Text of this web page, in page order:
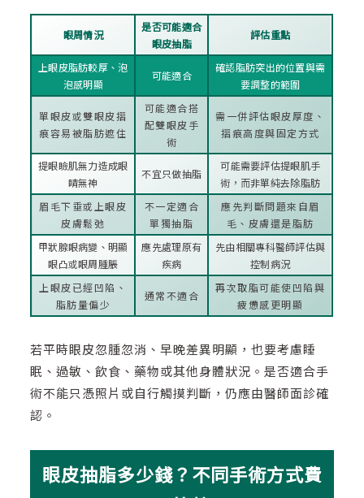
眼周情況
是否可能適合
眼皮抽脂
評估重點
上眼皮脂肪較厚、泡
泡感明顯
可能適合
確認脂肪突出的位置與需
要調整的範圍
單眼皮或雙眼皮摺
痕容易被脂肪遮住
可能適合搭
配雙眼皮手
術
需一併評估眼皮厚度、
摺痕高度與固定方式
提眼瞼肌無力造成眼
睛無神
不宜只做抽脂
可能需要評估提眼肌手
術，而非單純去除脂肪
眉毛下垂或上眼皮
皮膚鬆弛
不一定適合
單獨抽脂
應先判斷問題來自眉
毛、皮膚還是脂肪
甲狀腺眼病變、明顯
眼凸或眼周腫脹
應先處理原有
疾病
先由相關專科醫師評估與
控制病況
上眼皮已經凹陷、
脂肪量偏少
通常不適合
再次取脂可能使凹陷與
疲憊感更明顯
若平時眼皮忽腫忽消、早晚差異明顯，也要考慮睡
眠、過敏、飲食、藥物或其他身體狀況。是否適合手
術不能只憑照片或自行觸摸判斷，仍應由醫師面診確
認。
眼皮抽脂多少錢？不同手術方式費